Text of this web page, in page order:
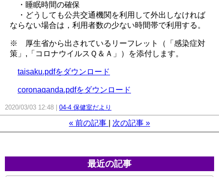
・睡眠時間の確保
・どうしても公共交通機関を利用して外出しなければ
ならない場合は，利用者数の少ない時間帯で利用する。
※ 厚生省から出されているリーフレット（「感染症対
策」,「コロナウイルスＱ＆Ａ」）を添付します。
taisaku.pdfをダウンロード
coronaqanda.pdfをダウンロード
2020/03/03 12:48 04-4 保健室だより
« 前の記事 次の記事 »
最近の記事